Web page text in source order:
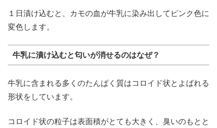
１日漬け込むと、カモの血が牛乳に染み出してピンク色に
変色します。
牛乳に漬け込むと匂いが消せるのはなぜ？
牛乳に含まれる多くのたんぱく質はコロイド状とよばれる
形状をしています。
コロイド状の粒子は表面積がとても大きく、臭いのもとと